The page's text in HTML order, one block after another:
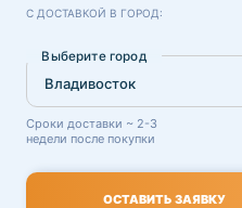
С ДОСТАВКОЙ В ГОРОД:
Выберите город
Сроки доставки ~ 2-3
недели после покупки
ОСТАВИТЬ ЗАЯВКУ